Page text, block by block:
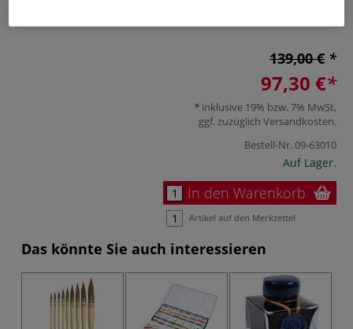
139,00 €
97,30 €
inklusive 19% bzw. 7% MwSt,
ggf. zuzüglich Versandkosten.
Bestell-Nr.09-63010
Auf Lager.
In den Warenkorb
Artikel auf den Merkzettel
Das könnte Sie auch interessieren